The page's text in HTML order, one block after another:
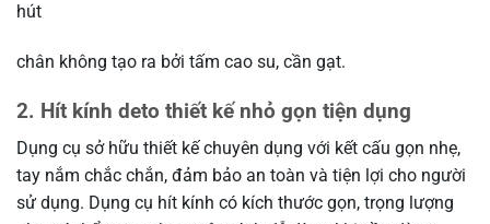
hút
chân không tạo ra bởi tấm cao su, cần gạt.
2. Hít kính deto thiết kế nhỏ gọn tiện dụng
Dụng cụ sở hữu thiết kế chuyên dụng với kết cấu gọn nhẹ,
tay nắm chắc chắn, đảm bảo an toàn và tiện lợi cho người
sử dụng. Dụng cụ hít kính có kích thước gọn, trọng lượng